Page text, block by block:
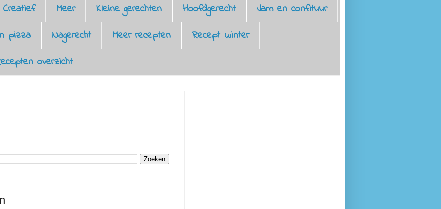
Creatief Meer Kleine gerechten Hoofdgerecht
Jam en confituur
pizza Nagerecht Meer recepten
Recept winter
overzicht